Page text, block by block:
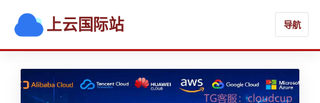
上云国际站 导航